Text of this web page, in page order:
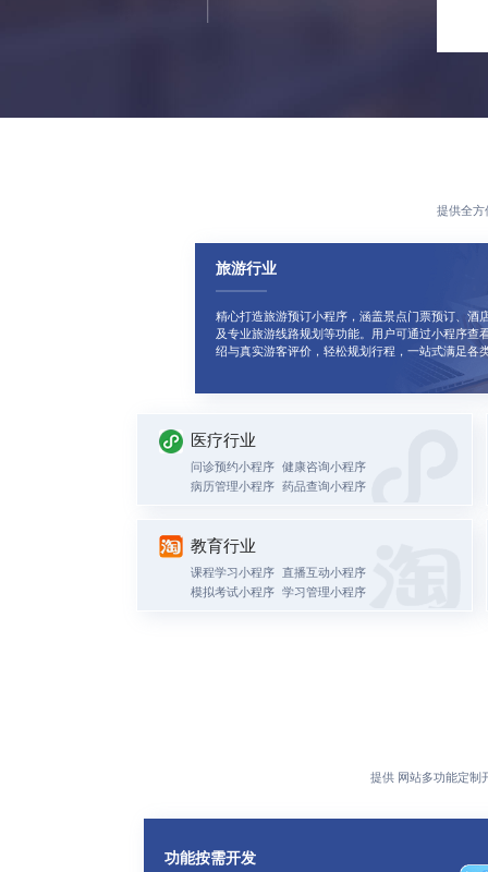
结合
相关
相关
提供全方
旅游行业
精心打造旅游预订小程序，涵盖景点门票预订、酒
及专业旅游线路规划等功能。用户可通过小程序查
绍与真实游客评价，轻松规划行程，一站式满足各
医疗行业
问诊预约小程序
健康咨询小程序
病历管理小程序
药品查询小程序
教育行业
课程学习小程序
直播互动小程序
模拟考试小程序
学习管理小程序
提供 网站多功能定制
功能按需开发